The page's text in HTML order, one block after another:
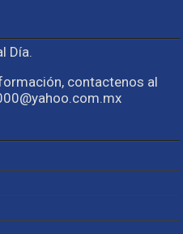
Día.
contactenos al